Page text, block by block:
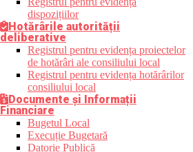
dispozițiilor
Hotărârile autorității
deliberative
Registrul pentru evidența proiectelor
de hotărâri ale consiliului local
Registrul pentru evidența hotărârilor
consiliului local
Documente și Informații
Financiare
Bugetul Local
Execuție Bugetară
Datorie Publică